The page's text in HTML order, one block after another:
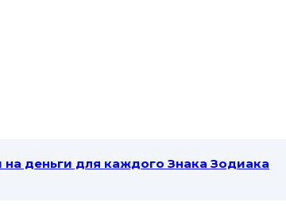
деньги для каждого Знака Зодиака